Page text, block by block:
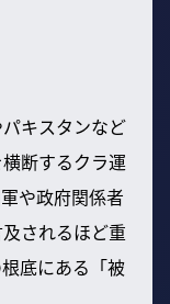
キスタンなど
断するクラ運
や政府関係者
されるほど重
底にある「被